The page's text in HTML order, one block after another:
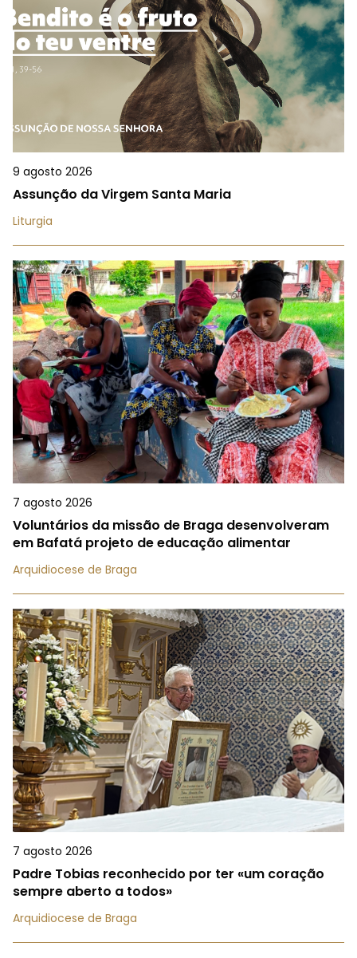
9 agosto 2026
Assunção da Virgem Santa Maria
Liturgia
7 agosto 2026
Voluntários da missão de Braga desenvolveram
em Bafatá projeto de educação alimentar
Arquidiocese de Braga
7 agosto 2026
Padre Tobias reconhecido por ter «um coração
sempre aberto a todos»
Arquidiocese de Braga